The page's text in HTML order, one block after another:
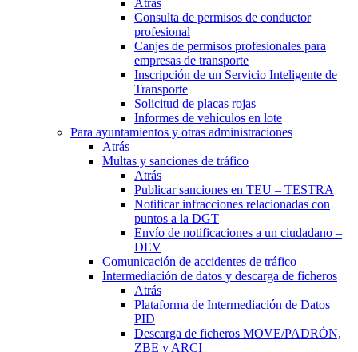
Atrás
Consulta de permisos de conductor
profesional
Canjes de permisos profesionales para
empresas de transporte
Inscripción de un Servicio Inteligente de
Transporte
Solicitud de placas rojas
Informes de vehículos en lote
Para ayuntamientos y otras administraciones
Atrás
Multas y sanciones de tráfico
Atrás
Publicar sanciones en TEU – TESTRA
Notificar infracciones relacionadas con
puntos a la DGT
Envío de notificaciones a un ciudadano –
DEV
Comunicación de accidentes de tráfico
Intermediación de datos y descarga de ficheros
Atrás
Plataforma de Intermediación de Datos
PID
Descarga de ficheros MOVE/PADRÓN,
ZBE y ARCI